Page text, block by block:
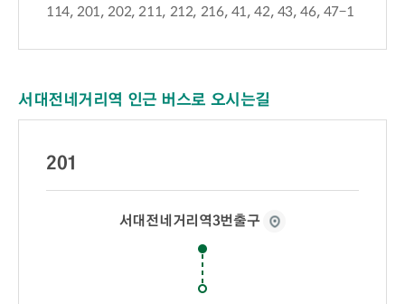
114, 201, 202, 211, 212, 216, 41, 42, 43, 46, 47-1
서대전네거리역 인근 버스로 오시는길
201
서대전네거리역3번출구